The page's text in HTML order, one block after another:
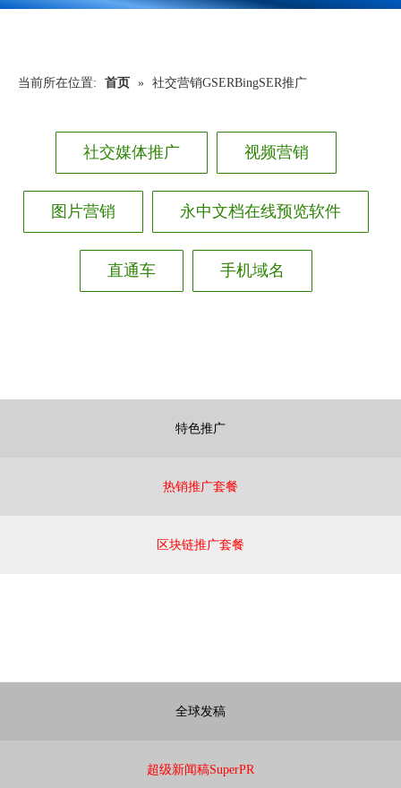
当前所在位置: 首页 » 社交营销GSERBingSER推广
社交媒体推广 视频营销
图片营销 永中文档在线预览软件
直通车 手机域名
特色推广
热销推广套餐
区块链推广套餐
全球发稿
超级新闻稿SuperPR